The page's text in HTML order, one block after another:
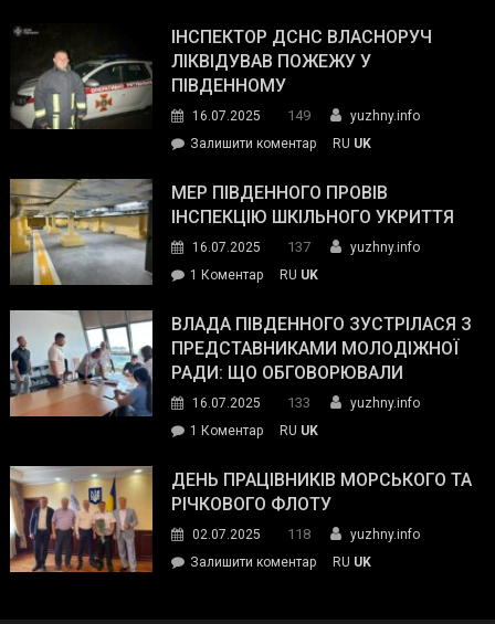
провів
нараду
силових
та
органів:
«Наш
спільний
окупанти.
Маємо
діяти
команда
ІНСПЕКТОР ДСНС ВЛАСНОРУЧ
ЛІКВІДУВАВ ПОЖЕЖУ У
ПІВДЕННОМУ
16.07.2025 149
yuzhny.info
Залишити коментарon
ДСНС
власноруч
пожежу
у
RU UK
МЕР ПІВДЕННОГО ПРОВІВ
ІНСПЕКЦІЮ ШКІЛЬНОГО УКРИТТЯ
16.07.2025 137
yuzhny.info
1 Коментардо
Південного
провів
інспекцію
укриття
RU UK
ВЛАДА ПІВДЕННОГО ЗУСТРІЛАСЯ З
ПРЕДСТАВНИКАМИ МОЛОДІЖНОЇ
РАДИ: ЩО ОБГОВОРЮВАЛИ
16.07.2025 133
yuzhny.info
1 Коментардо
Південного
зустрілася
представниками
молодіжної
RU UK
ДЕНЬ ПРАЦІВНИКІВ МОРСЬКОГО ТА
РІЧКОВОГО ФЛОТУ
02.07.2025 118
yuzhny.info
Залишити коментарon
RU UK